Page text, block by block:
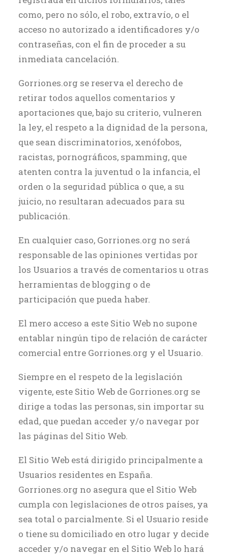
como, pero no sólo, el robo, extravío, o el
acceso no autorizado a identificadores y/o
contraseñas, con el fin de proceder a su
inmediata cancelación.
Gorriones.org se reserva el derecho de
retirar todos aquellos comentarios y
aportaciones que, bajo su criterio, vulneren
la ley, el respeto a la dignidad de la persona,
que sean discriminatorios, xenófobos,
racistas, pornográficos, spamming, que
atenten contra la juventud o la infancia, el
orden o la seguridad pública o que, a su
juicio, no resultaran adecuados para su
publicación.
En cualquier caso, Gorriones.org no será
responsable de las opiniones vertidas por
los Usuarios a través de comentarios u otras
herramientas de blogging o de
participación que pueda haber.
El mero acceso a este Sitio Web no supone
entablar ningún tipo de relación de carácter
comercial entre Gorriones.org y el Usuario.
Siempre en el respeto de la legislación
vigente, este Sitio Web de Gorriones.org se
dirige a todas las personas, sin importar su
edad, que puedan acceder y/o navegar por
las páginas del Sitio Web.
El Sitio Web está dirigido principalmente a
Usuarios residentes en España.
Gorriones.org no asegura que el Sitio Web
cumpla con legislaciones de otros países, ya
sea total o parcialmente. Si el Usuario reside
o tiene su domiciliado en otro lugar y decide
acceder y/o navegar en el Sitio Web lo hará